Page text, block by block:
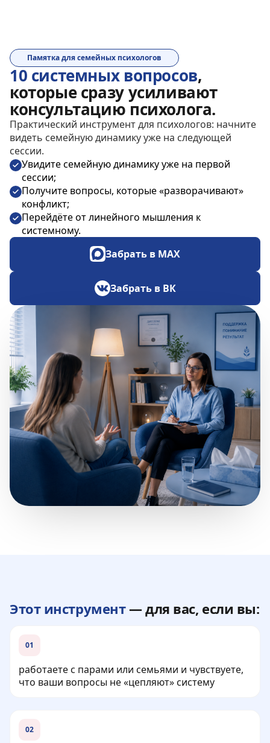
Памятка для семейных психологов
10 системных вопросов,
которые сразу усиливают
консультацию психолога.
Практический инструмент для психологов: начните
видеть семейную динамику уже на следующей
сессии.
Увидите семейную динамику уже на первой
сессии;
Получите вопросы, которые «разворачивают»
конфликт;
Перейдёте от линейного мышления к
системному.
Забрать в МАХ
Забрать в ВК
Этот инструмент— для вас, если вы:
01
работаете с парами или семьями и чувствуете,
что ваши вопросы не «цепляют» систему
02